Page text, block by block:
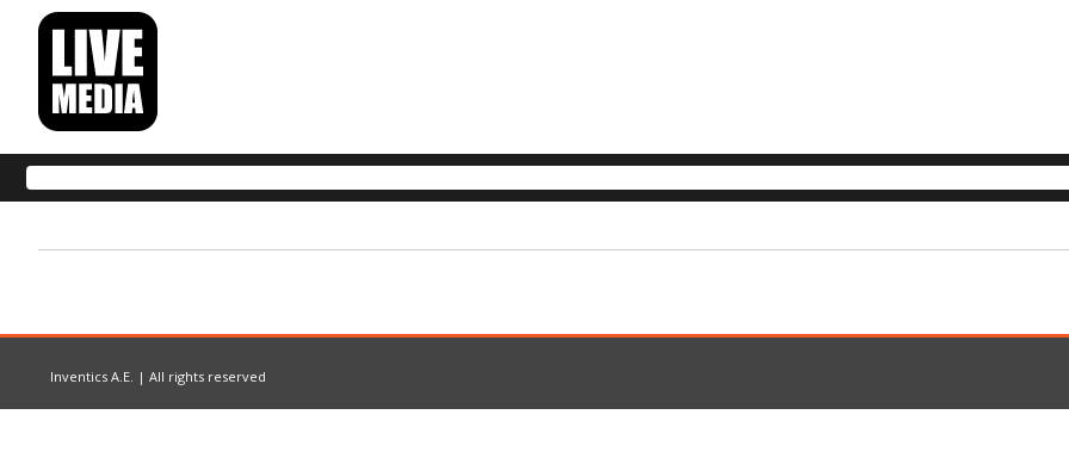
Inventics A.E. | All rights reserved